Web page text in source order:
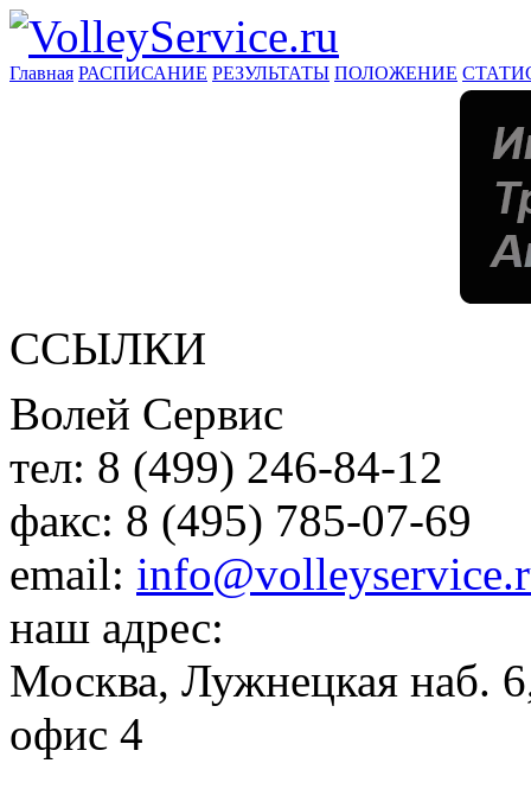
Главная РАСПИСАНИЕ РЕЗУЛЬТАТЫ ПОЛОЖЕНИЕ
ССЫЛКИ
Волей Сервис
тел: 8 (499) 246-84-12
факс: 8 (495) 785-07-69
email:
наш адрес:
Москва, Лужнецкая наб.
офис 4